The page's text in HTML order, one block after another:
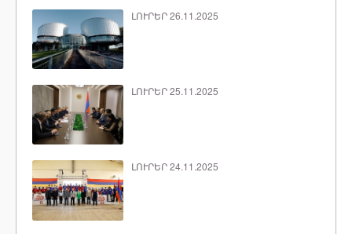
ԼՈՒՐԵՐ 26.11.2025
ԼՈՒՐԵՐ 25.11.2025
ԼՈՒՐԵՐ 24.11.2025